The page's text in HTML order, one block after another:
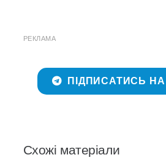
РЕКЛАМА
ПІДПИСАТИСЬ НА
Схожі матеріали